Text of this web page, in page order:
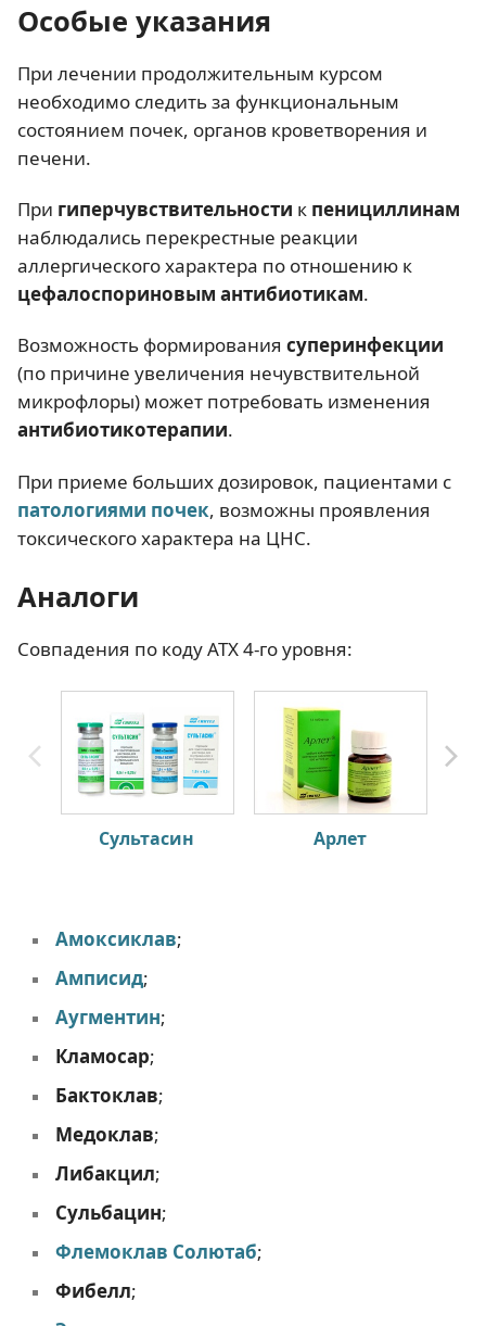
Особые указания
При лечении продолжительным курсом
необходимо следить за функциональным
состоянием почек, органов кроветворения и
печени.
При гиперчувствительности к пенициллинам
наблюдались перекрестные реакции
аллергического характера по отношению к
цефалоспориновым антибиотикам.
Возможность формирования суперинфекции
(по причине увеличения нечувствительной
микрофлоры) может потребовать изменения
антибиотикотерапии.
При приеме больших дозировок, пациентами с
патологиями почек, возможны проявления
токсического характера на ЦНС.
Аналоги
Совпадения по коду АТХ 4-го уровня:
Сультасин Арлет
Амоксиклав;
Амписид;
Аугментин;
Кламосар;
Бактоклав;
Медоклав;
Либакцил;
Сульбацин;
Флемоклав Солютаб;
Фибелл;